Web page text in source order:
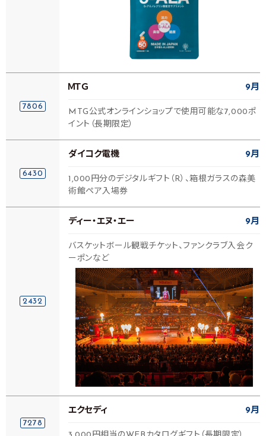
7806
ＭＴＧ 9月
MTG公式オンラインショップで使用可能な7,000ポ
イント（長期限定）
6430
ダイコク電機 9月
1,000円分のデジタルギフト（R）、箱根ガラスの森美
術館ペア入場券
2432
ディー・エヌ・エー 9月
バスケットボール観戦チケット、ファンクラブ入会ク
ーポンなど
7278
エクセディ 9月